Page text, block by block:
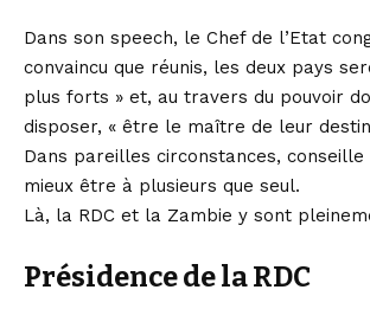
Dans son speech, le Chef de l’Etat
convaincu que réunis, les deux pays
plus forts » et, au travers du pouvoir
disposer, « être le maître de leur
Dans pareilles circonstances,
mieux être à plusieurs que seul.
Là, la RDC et la Zambie y sont
Présidence de la RDC